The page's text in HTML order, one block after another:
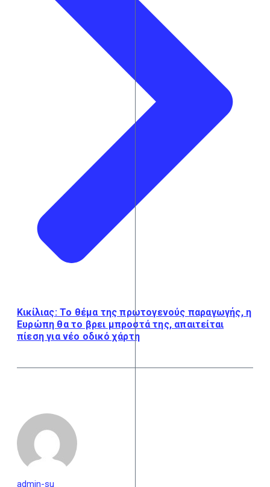
Κικίλιας: Το θέμα της πρωτογενούς παραγωγής, η
Ευρώπη θα το βρει μπροστά της, απαιτείται
πίεση για νέο οδικό χάρτη
admin-su